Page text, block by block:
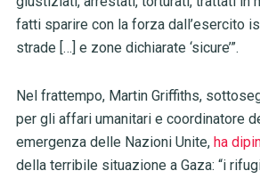
fatti sparire con la forza dall’esercito
strade […] e zone dichiarate ‘sicure’”.
Nel frattempo, Martin Griffiths,
per gli affari umanitari e coordinatore
emergenza delle Nazioni Unite, ha
della terribile situazione a Gaza: “i